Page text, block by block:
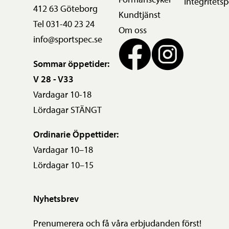
412 63 Göteborg
Tel 031-40 23 24
info@sportspec.se
Sommar öppetider:
V 28 - V33
Vardagar 10-18
Lördagar STÄNGT
Ordinarie Öppettider:
Vardagar 10–18
Lördagar 10–15
Kundtjänst
Om oss
Nyhetsbrev
Prenumerera och få våra erbjudanden först!